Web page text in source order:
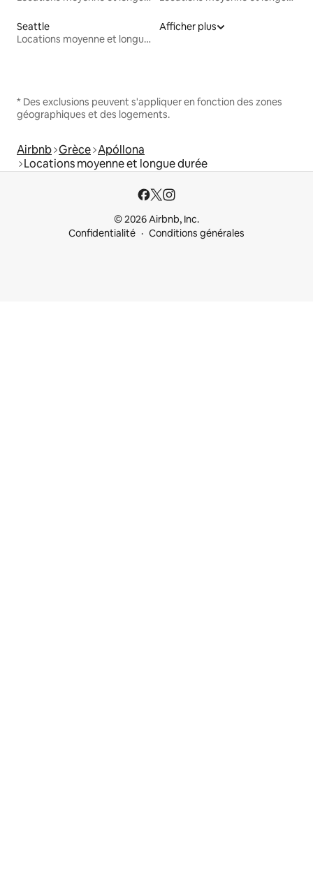
Seattle
Locations moyenne et longue durée
Afficher plus
* Des exclusions peuvent s'appliquer en fonction des zones
géographiques et des logements.
Airbnb Grèce Apóllona
Locations moyenne et longue durée
© 2026 Airbnb, Inc.
Confidentialité
Conditions générales